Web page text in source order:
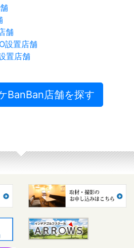
舗
設置店舗
置店舗
BanBan店舗を探す